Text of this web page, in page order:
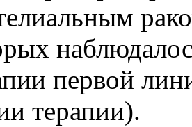
первой
терапии).